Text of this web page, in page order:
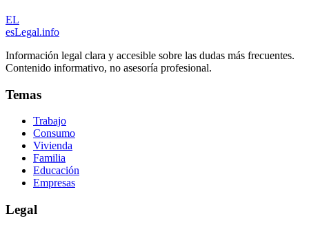
EL
esLegal.info
Información legal clara y accesible sobre las dudas más frecuentes.
Contenido informativo, no asesoría profesional.
Temas
Trabajo
Consumo
Vivienda
Familia
Educación
Empresas
Legal